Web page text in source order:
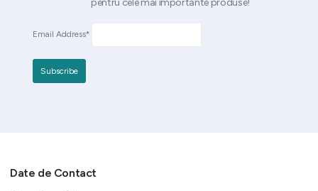
Email Address*
Date de Contact